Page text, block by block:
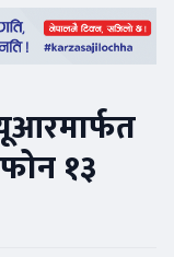
१३